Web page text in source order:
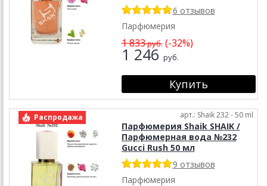
6 отзывов
Парфюмерия
1 833руб.(-32%)
1 246 руб.
Распродажа арт.: Shaik 232 - 50 ml
Парфюмерия Shaik SHAIK /
Парфюмерная вода №232
Gucci Rush 50 мл
9 отзывов
Парфюмерия